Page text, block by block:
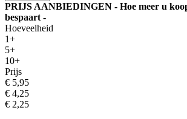
PRIJS AANBIEDINGEN - Hoe meer u
bespaart -
Hoeveelheid
1+
5+
10+
Prijs
€ 5,95
€ 4,25
€ 2,25